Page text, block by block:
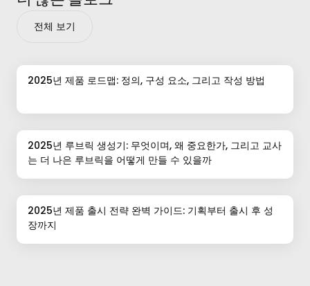
전체 보기
2025년 제품 로드맵: 정의, 구성 요소, 그리고 작성 방법
2025년 루브릭 생성기: 무엇이며, 왜 중요한가, 그리고 교사
는 더 나은 루브릭을 어떻게 만들 수 있을까
2025년 제품 출시 전략 완벽 가이드: 기획부터 출시 후 성
장까지